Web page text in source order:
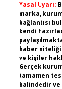
Yasal Uyarı:
marka,
bağlantısı
kendi
haber niteliği
ve kişiler
Gerçek
tamamen
halindedir ve